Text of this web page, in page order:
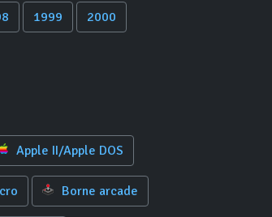
1999 2000
Apple II/Apple DOS
Borne arcade